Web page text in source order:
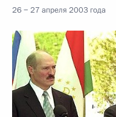
26 − 27 апреля 2003 года